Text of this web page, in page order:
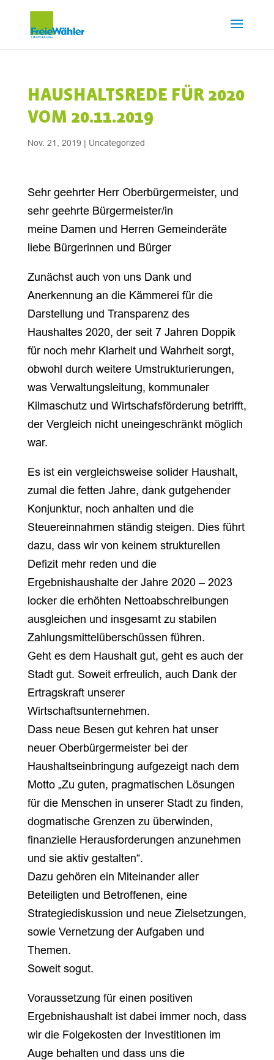
HAUSHALTSREDE FÜR 2020
VOM 20.11.2019
Nov. 21, 2019 | Uncategorized
Sehr geehrter Herr Oberbürgermeister, und
sehr geehrte Bürgermeister/in
meine Damen und Herren Gemeinderäte
liebe Bürgerinnen und Bürger
Zunächst auch von uns Dank und
Anerkennung an die Kämmerei für die
Darstellung und Transparenz des
Haushaltes 2020, der seit 7 Jahren Doppik
für noch mehr Klarheit und Wahrheit sorgt,
obwohl durch weitere Umstrukturierungen,
was Verwaltungsleitung, kommunaler
Kilmaschutz und Wirtschafsförderung betrifft,
der Vergleich nicht uneingeschränkt möglich
war.
Es ist ein vergleichsweise solider Haushalt,
zumal die fetten Jahre, dank gutgehender
Konjunktur, noch anhalten und die
Steuereinnahmen ständig steigen. Dies führt
dazu, dass wir von keinem strukturellen
Defizit mehr reden und die
Ergebnishaushalte der Jahre 2020 – 2023
locker die erhöhten Nettoabschreibungen
ausgleichen und insgesamt zu stabilen
Zahlungsmittelüberschüssen führen.
Geht es dem Haushalt gut, geht es auch der
Stadt gut. Soweit erfreulich, auch Dank der
Ertragskraft unserer
Wirtschaftsunternehmen.
Dass neue Besen gut kehren hat unser
neuer Oberbürgermeister bei der
Haushaltseinbringung aufgezeigt nach dem
Motto „Zu guten, pragmatischen Lösungen
für die Menschen in unserer Stadt zu finden,
dogmatische Grenzen zu überwinden,
finanzielle Herausforderungen anzunehmen
und sie aktiv gestalten“.
Dazu gehören ein Miteinander aller
Beteiligten und Betroffenen, eine
Strategiediskussion und neue Zielsetzungen,
sowie Vernetzung der Aufgaben und
Themen.
Soweit sogut.
Voraussetzung für einen positiven
Ergebnishaushalt ist dabei immer noch, dass
wir die Folgekosten der Investitionen im
Auge behalten und dass uns die